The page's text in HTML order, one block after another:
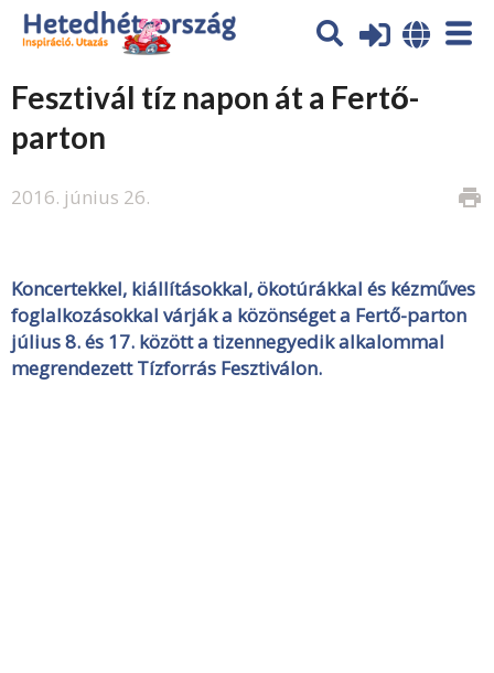
Fesztivál tíz napon át a Fertő-
parton
2016. június 26. print
Koncertekkel, kiállításokkal, ökotúrákkal és kézműves
foglalkozásokkal várják a közönséget a Fertő-parton
július 8. és 17. között a tizennegyedik alkalommal
megrendezett Tízforrás Fesztiválon.